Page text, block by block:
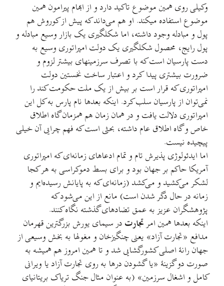
وکیلی روی همین موضوع تاکید دارد و از ابهام پیرامون همین
موضوع استفاده میکند. او هم می‌‌داند که پیش از کوروش هم
پول و مبادله وجود داشته، اما شکلگیری یک بازار وسیع مبادله و
پول رایج، محصول شکلگیری یک دولت امپراتوری وسیع به
دست پارسیان است که با تصرف سرزمینهای بیشتر لزوم و
ضرورت بیشتری پیدا کرد و اعتبار ساخت نخستین دولت
امپراتوری که قرار است بر بیش از یک ملت حکومت کند را
نمی‌توان از پارسیان سلب کرد. اينکه بعدها نام پارس به کل این
امپراتوری دلالت یافت و در همان زمان هم همزمان گاه اطلاق
خاص و گاه اطلاق عام داشته، بحثی است که فهم چرایی آن خیلی
پیچیده نیست.
اما ایدئولوژی پذیرش تام و تمام ادعاهای زمانه‌ای که امپراتوری
آمریکا حاکم بر جهان بود و برای بسط دموکراسی به هر کجا
لشکر می‌کشید و می‌کشد (زمانه‌ای که به پایانش رسیده‌ایم و
زمانه در حال دگر شدن است) مانع از این می‌شود که
پژوهشگران عزیز به عمق تضادهای گذشته نگاه کنند.
اینکه بعدها همین امر تجارت در سیمای یورش بزرگترین قهرمان
مدافع «تجارت آزاد»‌ یعنی چنگیزخان و مغولها به بخش وسیعی از
جهان رانهٔ اصلی کشورگشایی شد و تا همین امروز هم همیشه به
صورت دو گزینهٔ «یا گشودن درها به روی تجارت آزاد یا ویرانی
کامل و اشغال سرزمین» (به عنوان مثال جنگ تریاک بریتانیای